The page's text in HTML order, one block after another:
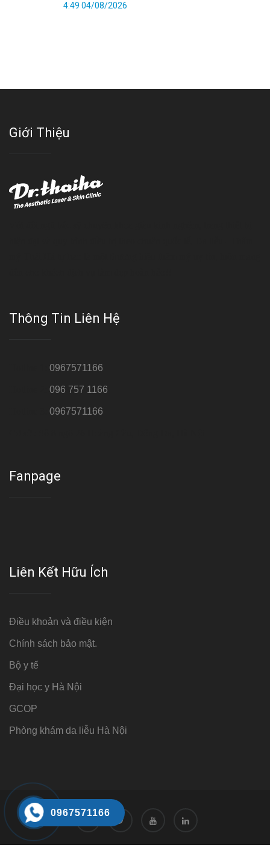
4:49 04/08/2026
Giới Thiệu
Thông Tin Liên Hệ
0967571166
096 757 1166
0967571166
Fanpage
Liên Kết Hữu Ích
Điều khoản và điều kiện
Chính sách bảo mật.
Bộ y tế
Đại học y Hà Nội
GCOP
Phòng khám da liễu Hà Nội
0967571166